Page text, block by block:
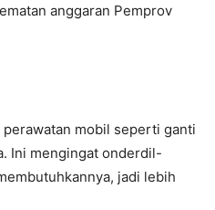
anggaran Pemprov
mobil seperti ganti
Ini mengingat onderdil-
jadi lebih